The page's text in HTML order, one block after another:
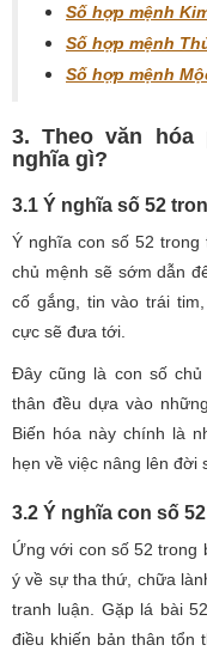
Số hợp mệnh
Số hợp mệnh
Số hợp mệnh
3. Theo văn
nghĩa gì?
3.1 Ý nghĩa số 52
Ý nghĩa con số 52
chủ mệnh sẽ sớm dẫn
cố gắng, tin vào trái
cực sẽ đưa tới.
Đây cũng là con số
thân đều dựa vào
Biến hóa này chính là
hẹn về việc nâng lên đời
3.2 Ý nghĩa con số
Ứng với con số 52 trong
ý về sự tha thứ, chữa
tranh luận. Gặp lá bài
điều khiến bản thân tổn